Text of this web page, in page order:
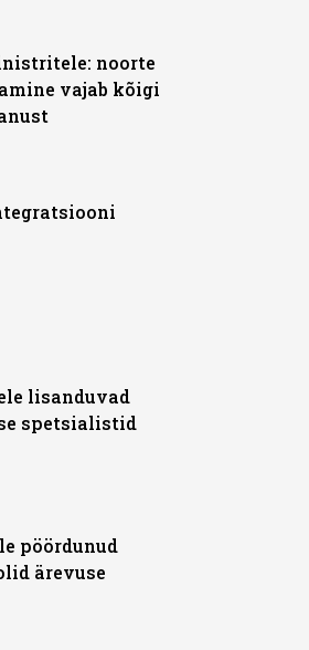
noorte
vajab kõigi
lisanduvad
spetsialistid
pöördunud
ärevuse